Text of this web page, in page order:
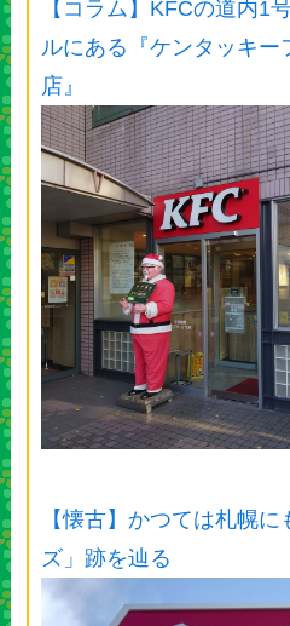
【コラム】KFCの道内1
ルにある『ケンタッキー
店』
【懐古】かつては札幌
ズ」跡を辿る